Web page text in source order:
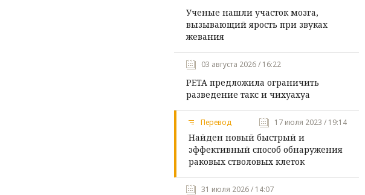
Ученые нашли участок мозга,
вызывающий ярость при звуках
жевания
03 августа 2026 / 16:22
PETA предложила ограничить
разведение такс и чихуахуа
Перевод 17 июля 2023 / 19:14
Найден новый быстрый и
эффективный способ обнаружения
раковых стволовых клеток
31 июля 2026 / 14:07